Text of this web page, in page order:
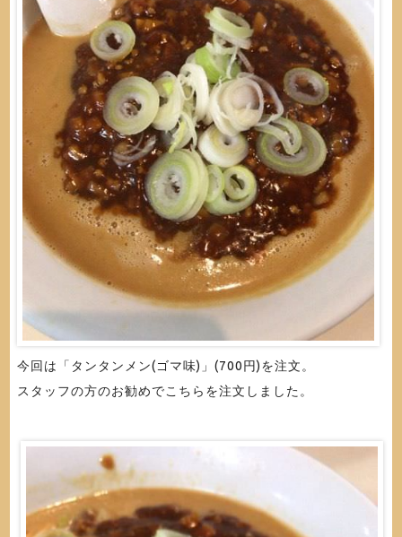
今回は「タンタンメン(ゴマ味)」(700円)を注文。
スタッフの方のお勧めでこちらを注文しました。